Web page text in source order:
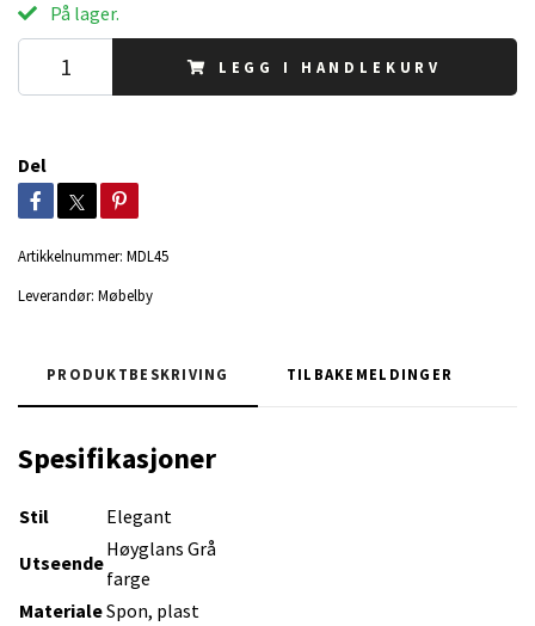
På lager.
LEGG I HANDLEKURV
Del
Artikkelnummer: MDL45
Leverandør: Møbelby
PRODUKTBESKRIVING TILBAKEMELDINGER
Spesifikasjoner
Stil
Elegant
Utseende
Høyglans Grå
farge
MaterialeSpon, plast